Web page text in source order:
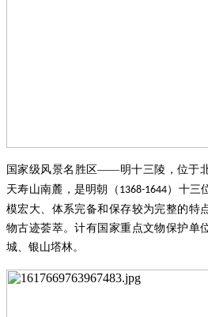
国家级风景名胜区——明十三陵，位于
天寿山南麓，是明朝（ 1368-1644）十三
模宏大、体系完备和保存较为完整的特
物古迹荟萃。计有国家重点文物保护单
城、银山塔林。